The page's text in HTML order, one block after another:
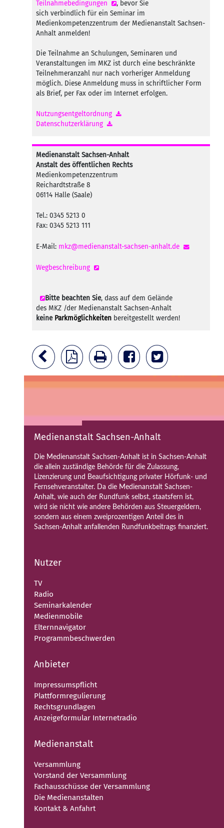
Teilnahmebedingungen
, bevor Sie
sich verbindlich für ein Seminar im
Medienkompetenzzentrum der Medienanstalt Sachsen-
Anhalt anmelden!
Die Teilnahme an Schulungen, Seminaren und
Veranstaltungen im MKZ ist durch eine beschränkte
Teilnehmeranzahl nur nach vorheriger Anmeldung
möglich. Diese Anmeldung muss in schriftlicher Form
als Brief, per Fax oder im Internet erfolgen.
Nutzungsentgeltordnung
Datenschutzerklärung
Medienanstalt Sachsen-Anhalt
Anstalt des öffentlichen Rechts
Medienkompetenzzentrum
Reichardtstraße 8
06114 Halle (Saale)
Tel.: 0345 5213 0
Fax: 0345 5213 111
E-Mail: mkz@medienanstalt-sachsen-anhalt.de
Wegbeschreibung
Bitte beachten Sie, dass auf dem Gelände
des MKZ /der Medienanstalt Sachsen-Anhalt
keine Parkmöglichkeiten bereitgestellt werden!
Medienanstalt Sachsen-Anhalt
Die Medienanstalt Sachsen-Anhalt ist in Sachsen-Anhalt
die allein zuständige Behörde für die Zulassung,
Lizenzierung und Beaufsichtigung privater Hörfunk- und
Fernsehveranstalter. Da die Medienanstalt Sachsen-
Anhalt, wie auch der Rundfunk selbst, staatsfern ist,
wird sie nicht wie andere Behörden aus Steuergeldern,
sondern aus einem zweiprozentigen Anteil des in
Sachsen-Anhalt anfallenden Rundfunkbeitrags finanziert.
Nutzer
TV
Radio
Seminarkalender
Medienmobile
Elternnavigator
Programmbeschwerden
Anbieter
Impressumspflicht
Plattformregulierung
Rechtsgrundlagen
Anzeigeformular Internetradio
Medienanstalt
Versammlung
Vorstand der Versammlung
Fachausschüsse der Versammlung
Die Medienanstalten
Kontakt & Anfahrt